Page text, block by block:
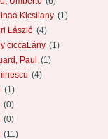
Kicsilany (1)
László (4)
ciccaLány (1)
Paul
(1)
(4)
(1)
(0)
(0)
(11)